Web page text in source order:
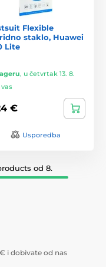
Flexible
staklo, Huawei
Lite
, u četvrtak 13. 8.
€
Usporedba
od 8.
i dobivate od nas